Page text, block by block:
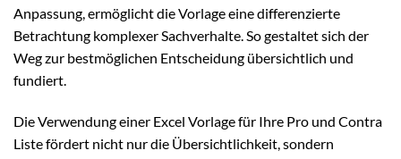
Anpassung, ermöglicht die Vorlage eine differenzierte
Betrachtung komplexer Sachverhalte. So gestaltet sich der
Weg zur bestmöglichen Entscheidung übersichtlich und
fundiert.
Die Verwendung einer Excel Vorlage für Ihre Pro und Contra
Liste fördert nicht nur die Übersichtlichkeit, sondern